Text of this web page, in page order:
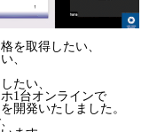
を取得したい、
、
たい、
1台オンラインで
開発いたしました。